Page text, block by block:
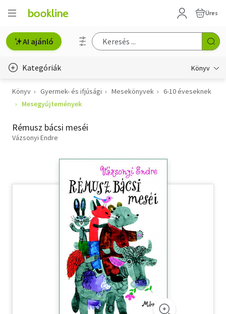
Üres
AI ajánló
Kategóriák Könyv
Életmód, egészség
Gyermek- és ifjúsági
Hobbi, szabadidő
Tankönyv, segédkönyv
Társadalomtudomány
Természettudomány
Könyv Gyermek- és ifjúsági Mesekönyvek
6-10 éveseknek
Mesegyűjtemények
Rémusz bácsi meséi
Vázsonyi Endre